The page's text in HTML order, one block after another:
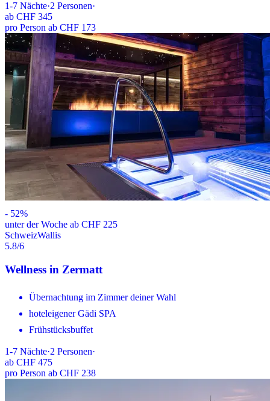
1-7 Nächte·2 Personen·
ab CHF 345
pro Person ab CHF 173
- 52%
unter der Woche ab CHF 225
SchweizWallis
5.8/6
Wellness in Zermatt
Übernachtung im Zimmer deiner Wahl
hoteleigener Gädi SPA
Frühstücksbuffet
1-7 Nächte·2 Personen·
ab CHF 475
pro Person ab CHF 238